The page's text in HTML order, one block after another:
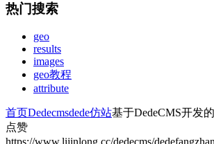
热门搜索
geo
results
images
geo教程
attribute
首页Dedecmsdede仿站基于DedeCMS开发
点赞